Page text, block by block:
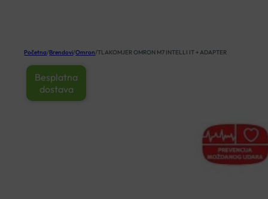
Početna/Brendovi/Omron/TLAKOMJER OMRON M7 INTELLI IT + ADAPTER
Besplatna
dostava